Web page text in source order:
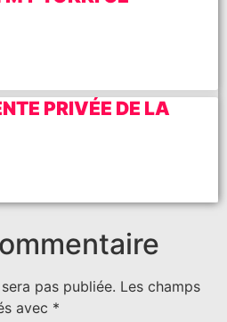
PRIVÉE DE LA
pas publiée. Les champs
avec *